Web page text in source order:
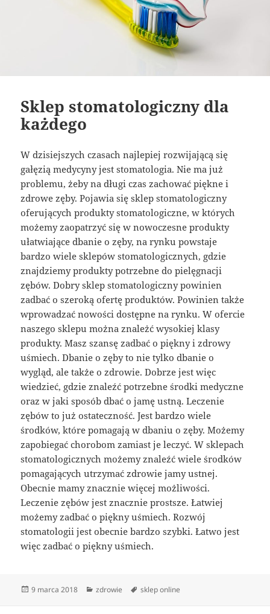
Sklep stomatologiczny dla
każdego
W dzisiejszych czasach najlepiej rozwijającą się
gałęzią medycyny jest stomatologia. Nie ma już
problemu, żeby na długi czas zachować piękne i
zdrowe zęby. Pojawia się sklep stomatologiczny
oferujących produkty stomatologiczne, w których
możemy zaopatrzyć się w nowoczesne produkty
ułatwiające dbanie o zęby, na rynku powstaje
bardzo wiele sklepów stomatologicznych, gdzie
znajdziemy produkty potrzebne do pielęgnacji
zębów. Dobry sklep stomatologiczny powinien
zadbać o szeroką ofertę produktów. Powinien także
wprowadzać nowości dostępne na rynku. W ofercie
naszego sklepu można znależć wysokiej klasy
produkty. Masz szansę zadbać o piękny i zdrowy
uśmiech. Dbanie o zęby to nie tylko dbanie o
wygląd, ale także o zdrowie. Dobrze jest więc
wiedzieć, gdzie znaleźć potrzebne środki medyczne
oraz w jaki sposób dbać o jamę ustną. Leczenie
zębów to już ostateczność. Jest bardzo wiele
środków, które pomagają w dbaniu o zęby. Możemy
zapobiegać chorobom zamiast je leczyć. W sklepach
stomatologicznych możemy znaleźć wiele środków
pomagających utrzymać zdrowie jamy ustnej.
Obecnie mamy znacznie więcej możliwości.
Leczenie zębów jest znacznie prostsze. Łatwiej
możemy zadbać o piękny uśmiech. Rozwój
stomatologii jest obecnie bardzo szybki. Łatwo jest
więc zadbać o piękny uśmiech.
Data
9 marca 2018 Kategorie
zdrowie Tagi
sklep online